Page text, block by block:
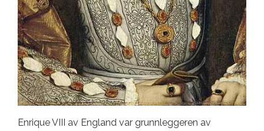
Enrique VIII av England var grunnleggeren av